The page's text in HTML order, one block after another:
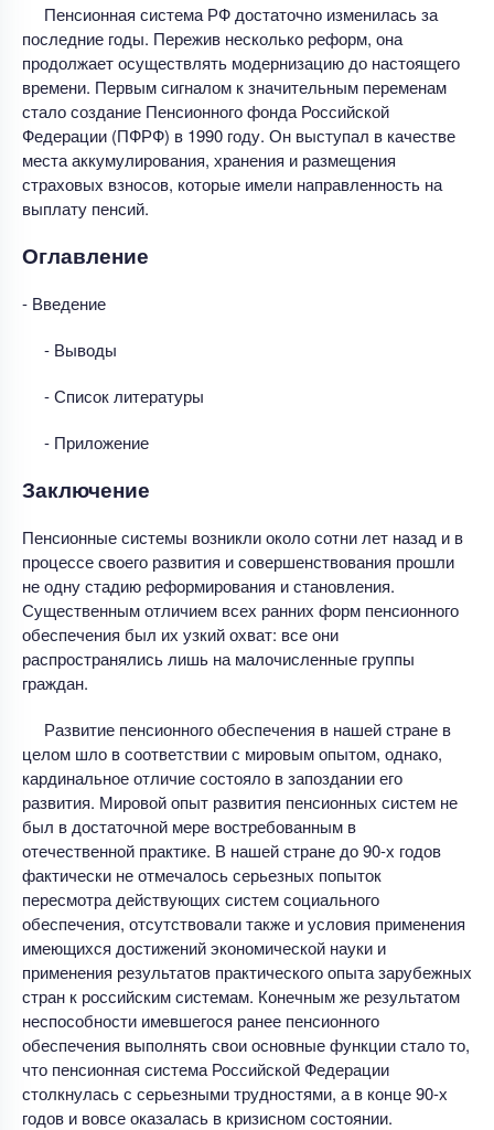
Пенсионная система РФ достаточно изменилась за
последние годы. Пережив несколько реформ, она
продолжает осуществлять модернизацию до настоящего
времени. Первым сигналом к значительным переменам
стало создание Пенсионного фонда Российской
Федерации (ПФРФ) в 1990 году. Он выступал в качестве
места аккумулирования, хранения и размещения
страховых взносов, которые имели направленность на
выплату пенсий.
Оглавление
- Введение
- Выводы
- Список литературы
- Приложение
Заключение
Пенсионные системы возникли около сотни лет назад и в
процессе своего развития и совершенствования прошли
не одну стадию реформирования и становления.
Существенным отличием всех ранних форм пенсионного
обеспечения был их узкий охват: все они
распространялись лишь на малочисленные группы
граждан.
Развитие пенсионного обеспечения в нашей стране в
целом шло в соответствии с мировым опытом, однако,
кардинальное отличие состояло в запоздании его
развития. Мировой опыт развития пенсионных систем не
был в достаточной мере востребованным в
отечественной практике. В нашей стране до 90-х годов
фактически не отмечалось серьезных попыток
пересмотра действующих систем социального
обеспечения, отсутствовали также и условия применения
имеющихся достижений экономической науки и
применения результатов практического опыта зарубежных
стран к российским системам. Конечным же результатом
неспособности имевшегося ранее пенсионного
обеспечения выполнять свои основные функции стало то,
что пенсионная система Российской Федерации
столкнулась с серьезными трудностями, а в конце 90-х
годов и вовсе оказалась в кризисном состоянии.